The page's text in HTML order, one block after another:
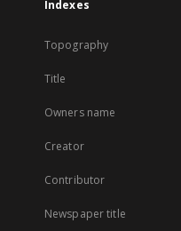
Indexes
Topography
Title
Owners name
Creator
Contributor
Newspaper title